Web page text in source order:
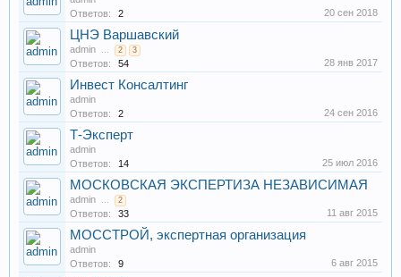
Ответов:
2 20 сен 2018
ЦНЭ Варшавский
admin ... 2 3
Ответов: 54 28 янв 2017
Инвест Консалтинг
admin
Ответов:
2 24 сен 2016
Т-Эксперт
admin
Ответов:
14 25 июл 2016
МОСКОВСКАЯ ЭКСПЕРТИЗА НЕЗАВИСИМАЯ
admin ... 2
Ответов: 33 11 авг 2015
МОССТРОЙ, экспертная организация
admin
Ответов:
9 6 авг 2015